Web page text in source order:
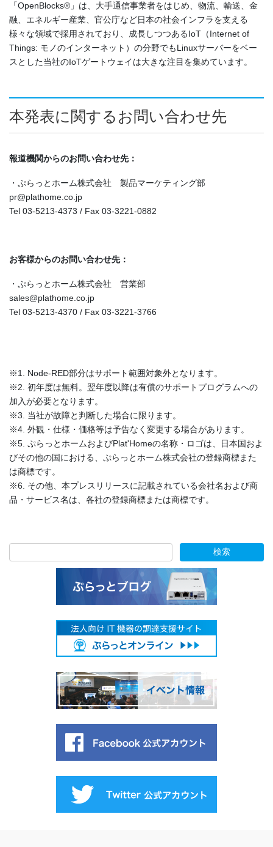
「OpenBlocks®」は、大手通信事業者をはじめ、物流、輸送、金
融、エネルギー産業、官公庁など日本の社会インフラを支える
様々な領域で採用されており、成長しつつあるIoT（Internet of
Things: モノのインターネット）の分野でもLinuxサーバーをベー
スとした当社のIoTゲートウェイは大きな注目を集めています。
本発表に関するお問い合わせ先
報道機関からのお問い合わせ先：
・ぷらっとホーム株式会社 製品マーケティング部
pr@plathome.co.jp
Tel 03-5213-4373 / Fax 03-3221-0882
お客様からのお問い合わせ先：
・ぷらっとホーム株式会社 営業部
sales@plathome.co.jp
Tel 03-5213-4370 / Fax 03-3221-3766
※1. Node-RED部分はサポート範囲対象外となります。
※2. 初年度は無料。翌年度以降は有償のサポートプログラムへの
加入が必要となります。
※3. 当社が故障と判断した場合に限ります。
※4. 外観・仕様・価格等は予告なく変更する場合があります。
※5. ぷらっとホームおよびPlat'Homeの名称・ロゴは、日本国およ
びその他の国における、ぷらっとホーム株式会社の登録商標また
は商標です。
※6. その他、本プレスリリースに記載されている会社名および商
品・サービス名は、各社の登録商標または商標です。